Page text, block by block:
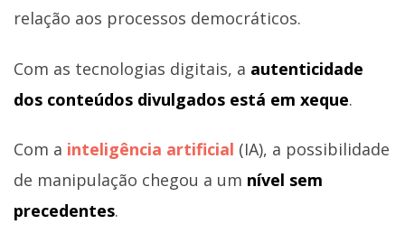
relação aos processos democráticos.
Com as tecnologias digitais, a autenticidade
dos conteúdos divulgados está em xeque.
Com a inteligência artificial (IA), a possibilidade
de manipulação chegou a um nível sem
precedentes.